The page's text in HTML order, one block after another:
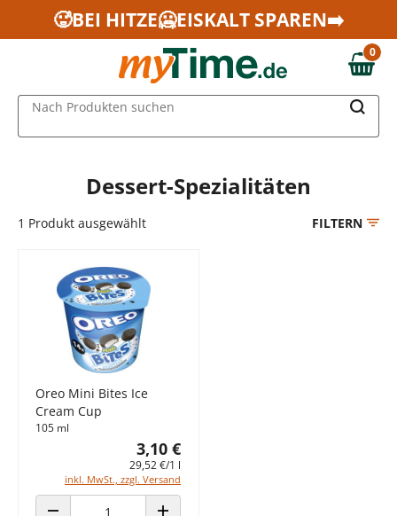
Zum Hauptinhalt springen
Zur Navigation springen
Zur Suche springen
🥵BEI HITZE🥶EISKALT SPAREN➡️
0,00 €
0
Nach Produkten suchen
Dessert-Spezialitäten
1 Produkt ausgewählt FILTERN
Oreo Mini Bites Ice
Cream Cup
105 ml
3,10 €
29,52 €/1 l
inkl. MwSt., zzgl. Versand